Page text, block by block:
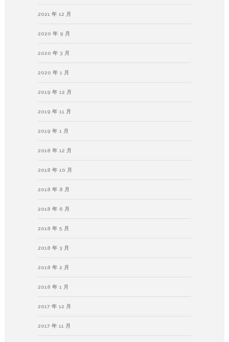
2021 年 12 月
2020 年 9 月
2020 年 3 月
2020 年 1 月
2019 年 12 月
2019 年 11 月
2019 年 1 月
2018 年 12 月
2018 年 10 月
2018 年 8 月
2018 年 6 月
2018 年 5 月
2018 年 3 月
2018 年 2 月
2018 年 1 月
2017 年 12 月
2017 年 11 月